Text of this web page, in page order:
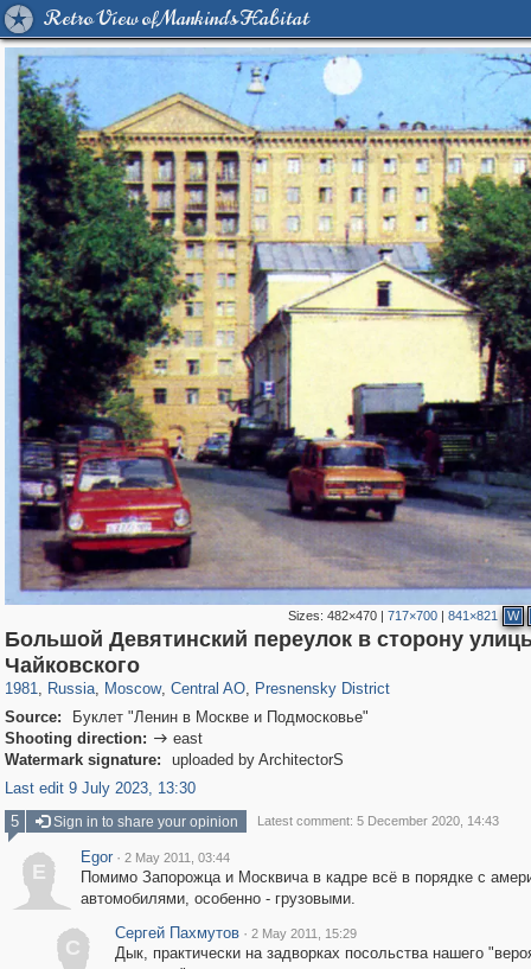
Retro View of Mankind's Habitat
Sizes:482×470 |717×700 |841×821 W
Большой Девятинский переулок в сторону
Чайковского
1981, Russia
1,406,258
, Moscow
319,780 8,286
, Central AO
159,978
, Presnensky District
Source:
Буклет "Ленин в Москве и Подмосковье"
Shooting direction:  east
Watermark signature:
uploaded by ArchitectorS
Last edit 9 July 2023, 13:30
5
Sign in to share your opinion Latest comment: 5 December 2020, 14:43
E
Egor · 2 May 2011, 03:44
Помимо Запорожца и Москвича в кадре всё в порядке с
автомобилями, особенно - грузовыми.
С
Сергей Пахмутов · 2 May 2011, 15:29
Дык, практически на задворках посольства нашего